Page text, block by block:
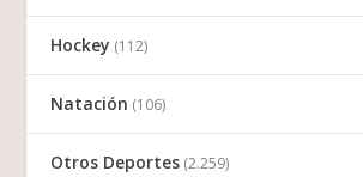
Hockey (112)
Natación (106)
Otros Deportes (2.259)